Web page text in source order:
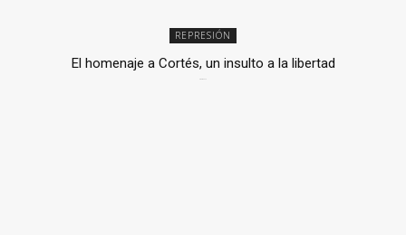
REPRESIÓN
El homenaje a Cortés, un insulto a la libertad